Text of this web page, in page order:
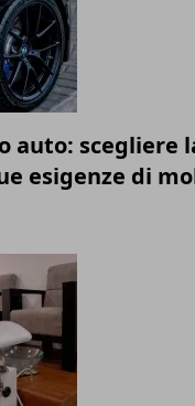
auto: scegliere
esigenze di